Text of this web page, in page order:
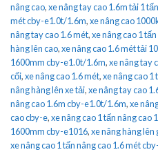
nâng cao,xe nâng tay cao 1.6m tải 1 tấn
mét cby-e1.0t/1.6m,xe nâng cao
nâng tay cao 1.6 mét,xe nâng cao 1
hàng lên cao,xe nâng cao 1.6 mét tải
1600mm cby-e1.0t/1.6m,xe nâng tay
cối,xe nâng cao 1.6 mét,xe nâng cao 1
nâng hàng lên xe tải,xe nâng tay cao
nâng cao 1.6m cby-e1.0t/1.6m,xe
cao cby-e,xe nâng cao 1 tấn nâng cao
1600mm cby-e1016,xe nâng hàng lên
xe nâng cao 1 tấn nâng cao 1.6 mét